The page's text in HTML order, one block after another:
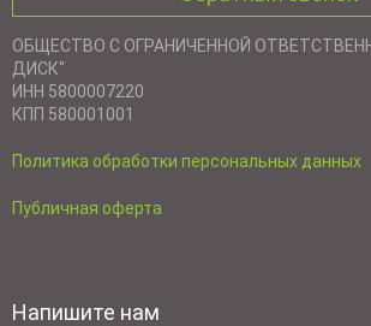
ОБЩЕСТВО С ОГРАНИЧЕННОЙ
ДИСК"
ИНН 5800007220
КПП 580001001
Политика обработки персональных данных
Публичная оферта
Напишите нам